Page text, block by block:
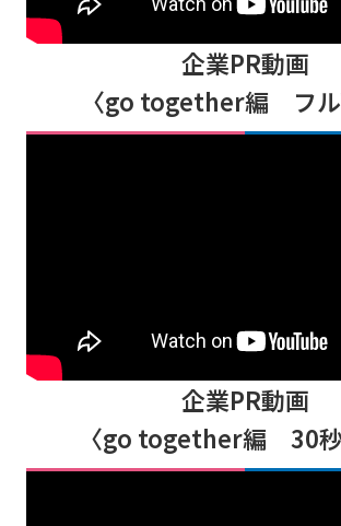
企業PR動画
〈go together編 フル
企業PR動画
〈go together編 30秒